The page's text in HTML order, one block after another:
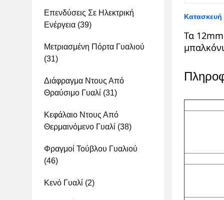
Επενδύσεις Σε Ηλεκτρική
Ενέργεια (39)
Μετριασμένη Πόρτα Γυαλιού
(31)
Διάφραγμα Ντους Από
Θραύσιμο Γυαλί (31)
Κεφάλαιο Ντους Από
Θερμαινόμενο Γυαλί (38)
Φραγμοί Τούβλου Γυαλιού
(46)
Κενό Γυαλί (2)
Κατασκευή
Τα